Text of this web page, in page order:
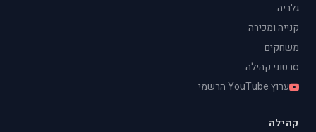
גלריה
קנייה ומכירה
משחקים
סרטוני קהילה
ערוץ YouTube הרשמי
קהילה